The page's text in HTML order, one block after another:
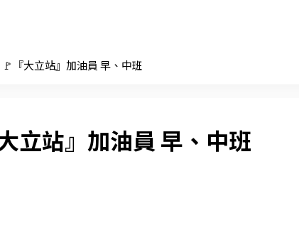
🚩『大立站』加油員 早、中班
立站』加油員 早、中班